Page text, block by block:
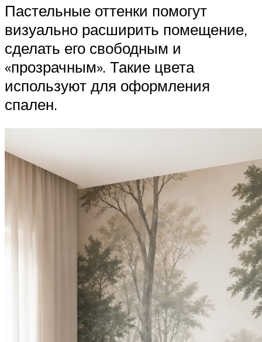
Пастельные оттенки помогут
визуально расширить помещение,
сделать его свободным и
«прозрачным». Такие цвета
используют для оформления
спален.